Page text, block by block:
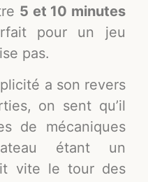
5 et 10 minutes
pour un jeu
pas.
a son revers
on sent qu’il
de mécaniques
étant un
vite le tour des